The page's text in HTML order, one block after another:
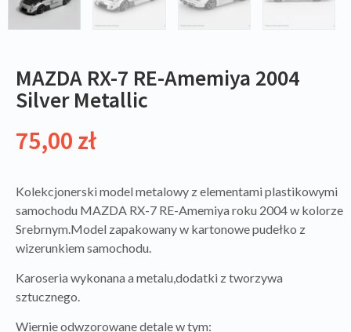
MAZDA RX-7 RE-Amemiya 2004
Silver Metallic
75,00 zł
Kolekcjonerski model metalowy z elementami plastikowymi
samochodu MAZDA RX-7 RE-Amemiya roku 2004 w kolorze
Srebrnym.Model zapakowany w kartonowe pudełko z
wizerunkiem samochodu.
Karoseria wykonana a metalu,dodatki z tworzywa
sztucznego.
Wiernie odwzorowane detale w tym: